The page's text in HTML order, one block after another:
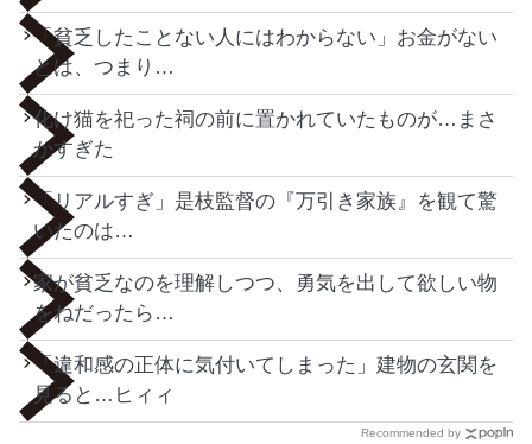
「貧乏したことない人にはわからない」お金がない
とは、つまり…
化け猫を祀った祠の前に置かれていたものが…まさ
かすぎた
「リアルすぎ」是枝監督の『万引き家族』を観て驚
いたのは…
家が貧乏なのを理解しつつ、勇気を出して欲しい物
をねだったら…
「違和感の正体に気付いてしまった」建物の玄関を
見ると…ヒィィ
Recommended by